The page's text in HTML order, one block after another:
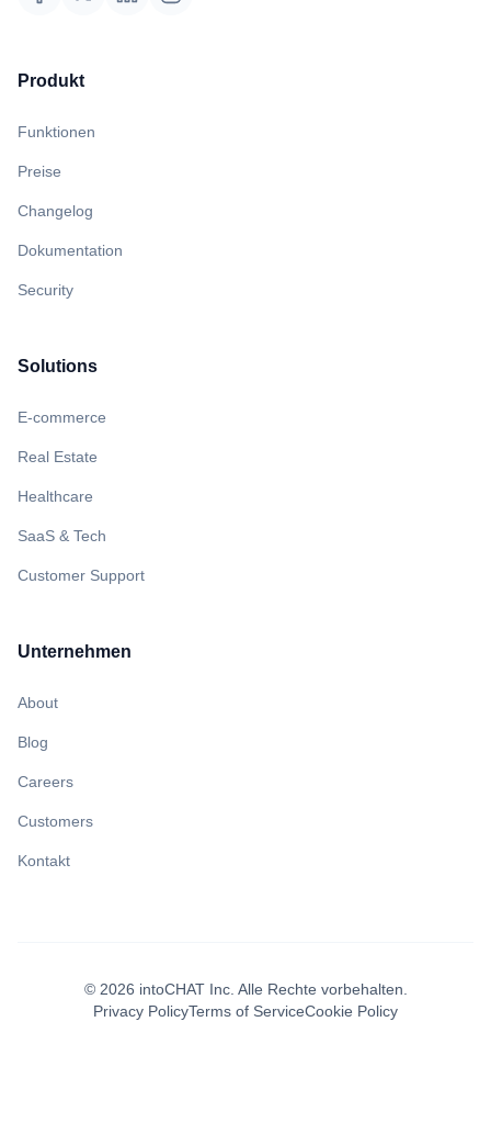
Produkt
Funktionen
Preise
Changelog
Dokumentation
Security
Solutions
E-commerce
Real Estate
Healthcare
SaaS & Tech
Customer Support
Unternehmen
About
Blog
Careers
Customers
Kontakt
© 2026 intoCHAT Inc. Alle Rechte vorbehalten.
Privacy PolicyTerms of ServiceCookie Policy